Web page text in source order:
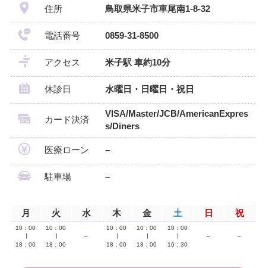
住所 鳥取県米子市車尾南1-8-32
電話番号 0859-31-8500
アクセス 米子駅 車約10分
休診日 水曜日・日曜日・祝日
カード決済
VISA/Master/JCB/AmericanExpres
s/Diners
医療ローン –
駐車場 –
月 火 水 木 金 土 日 祝
10：00
18：00
10：00
18：00
–
10：00
18：00
10：00
18：00
10：00
16：30
– –